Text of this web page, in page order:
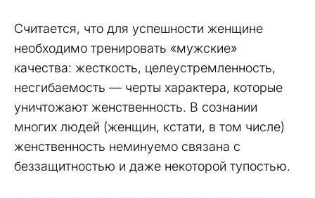
Считается, что для успешности женщине
необходимо тренировать «мужские»
качества: жесткость, целеустремленность,
несгибаемость — черты характера, которые
уничтожают женственность. В сознании
многих людей (женщин, кстати, в том числе)
женственность неминуемо связана с
беззащитностью и даже некоторой тупостью.